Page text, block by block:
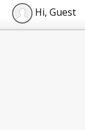
Hi, Guest